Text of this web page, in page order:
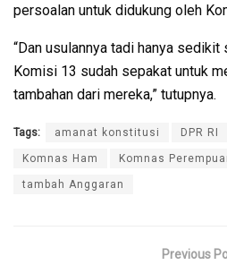
persoalan untuk didukung oleh
“Dan usulannya tadi hanya sedikit
Komisi 13 sudah sepakat untuk
tambahan dari mereka,” tutupnya.
Tags: amanat konstitusi DPR RI
Komnas Ham Komnas
tambah Anggaran
Previous